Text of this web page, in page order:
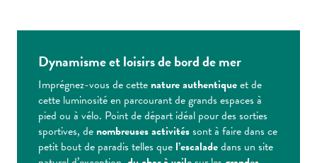
Dynamisme et loisirs de bord de mer
Imprégnez-vous de cette nature authentiqueet de
cette luminosité en parcourant de grands espaces à
pied ou à vélo. Point de départ idéal pour des sorties
sportives, de nombreuses activitéssont à faire dans ce
petit bout de paradis telles que l’escaladedans un site